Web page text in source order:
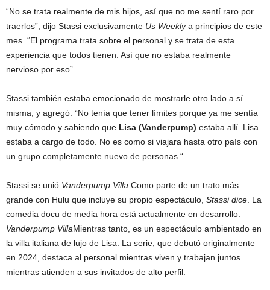
“No se trata realmente de mis hijos, así que no me sentí raro por
traerlos”, dijo Stassi exclusivamente Us Weeklya principios de este
mes. “El programa trata sobre el personal y se trata de esta
experiencia que todos tienen. Así que no estaba realmente
nervioso por eso”.
Stassi también estaba emocionado de mostrarle otro lado a sí
misma, y ​​agregó: “No tenía que tener límites porque ya me sentía
muy cómodo y sabiendo que Lisa (Vanderpump) estaba allí. Lisa
estaba a cargo de todo. No es como si viajara hasta otro país con
un grupo completamente nuevo de personas “.
Stassi se unió Vanderpump Villa Como parte de un trato más
grande con Hulu que incluye su propio espectáculo, Stassi dice. La
comedia docu de media hora está actualmente en desarrollo.
Vanderpump VillaMientras tanto, es un espectáculo ambientado en
la villa italiana de lujo de Lisa. La serie, que debutó originalmente
en 2024, destaca al personal mientras viven y trabajan juntos
mientras atienden a sus invitados de alto perfil.